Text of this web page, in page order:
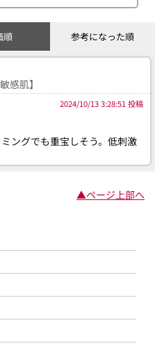
順 参考になった順
感肌】
2024/10/13 3:28:51 投稿
ングでも重宝しそう。低刺激
▲ページ上部へ